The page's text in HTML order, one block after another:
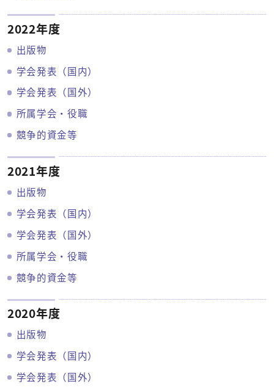
2022年度
出版物
学会発表（国内）
学会発表（国外）
所属学会・役職
競争的資金等
2021年度
出版物
学会発表（国内）
学会発表（国外）
所属学会・役職
競争的資金等
2020年度
出版物
学会発表（国内）
学会発表（国外）